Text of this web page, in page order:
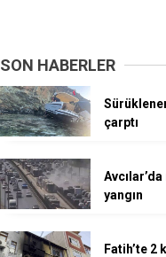
SON HABERLER
çarptı
yangın
Fatih’te 2